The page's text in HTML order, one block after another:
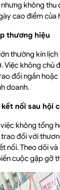
không
cao điểm của
thương hiệu
thường kín
Việc không chủ
đổi ngắn
doanh.
nối sau hội
không tổng
đổi với
nối. Theo dõi
cuộc gặp gỡ